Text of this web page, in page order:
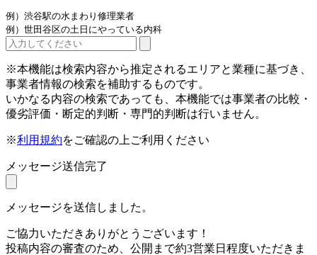
例）渋谷駅の水まわり修理業者
例）世田谷区の土日にやっている内科
※本機能は検索内容から推定されるエリアと業種に基づき、
事業者情報の検索を補助するものです。
いかなる内容の検索であっても、本機能では事業者の比較・
優劣評価・断定的判断・専門的判断は行いません。
※利用規約をご確認の上ご利用ください
メッセージ送信完了
メッセージを送信しました。
ご協力いただきありがとうございます！
投稿内容の審査のため、公開まで約3営業日程度いただきま